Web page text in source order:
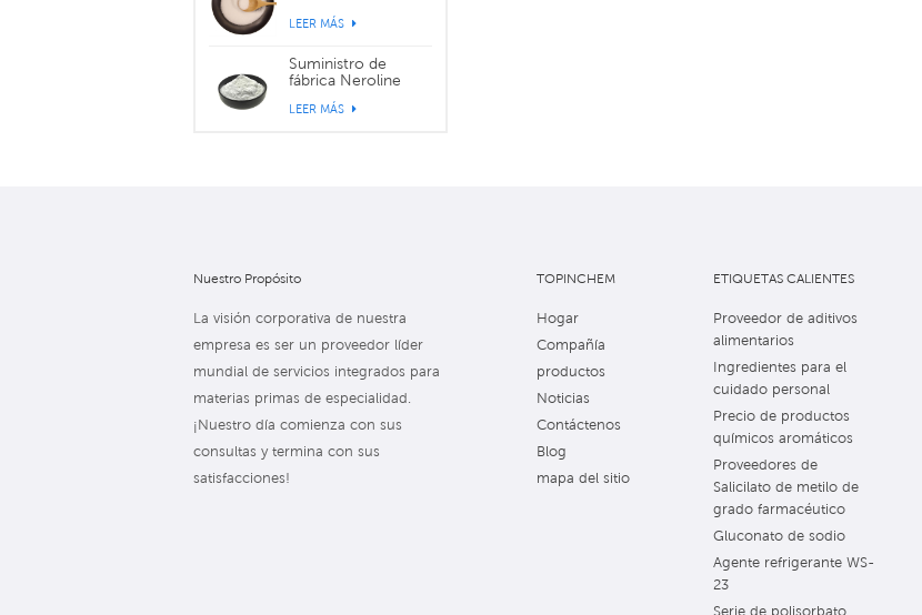
sucralosa CAS
LEER MÁS
Suministro de
fábrica Neroline
04-9
LEER MÁS
Nuestro Propósito
La visión corporativa de nuestra
empresa es ser un proveedor líder
mundial de servicios integrados para
materias primas de especialidad.
¡Nuestro día comienza con sus
consultas y termina con sus
satisfacciones!
TOPINCHEM
Hogar
Compañía
productos
Noticias
Contáctenos
Blog
mapa del sitio
ETIQUETAS CALIENTES
Proveedor de aditivos
alimentarios
Ingredientes para el
cuidado personal
Precio de productos
químicos aromáticos
Proveedores de
Salicilato de metilo de
grado farmacéutico
Gluconato de sodio
Agente refrigerante WS-
23
Serie de polisorbato